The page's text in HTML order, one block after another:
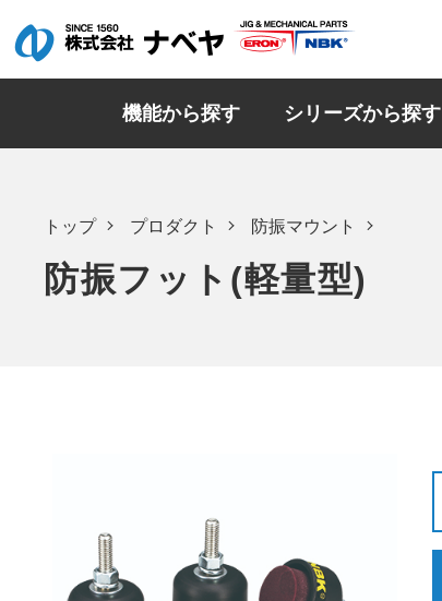
機能から探す シリーズから探す
トップ プロダクト 防振マウント
防振フット(軽量型)